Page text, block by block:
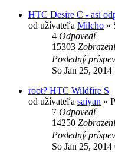
HTC Desire C - asi
od užívateľa Milcho »
4 Odpovedí
15303 Zobrazení
Posledný
So Jan 25, 2014
root? HTC Wildfire S
od užívateľa saiyan »
7 Odpovedí
14250 Zobrazení
Posledný
So Jan 25, 2014